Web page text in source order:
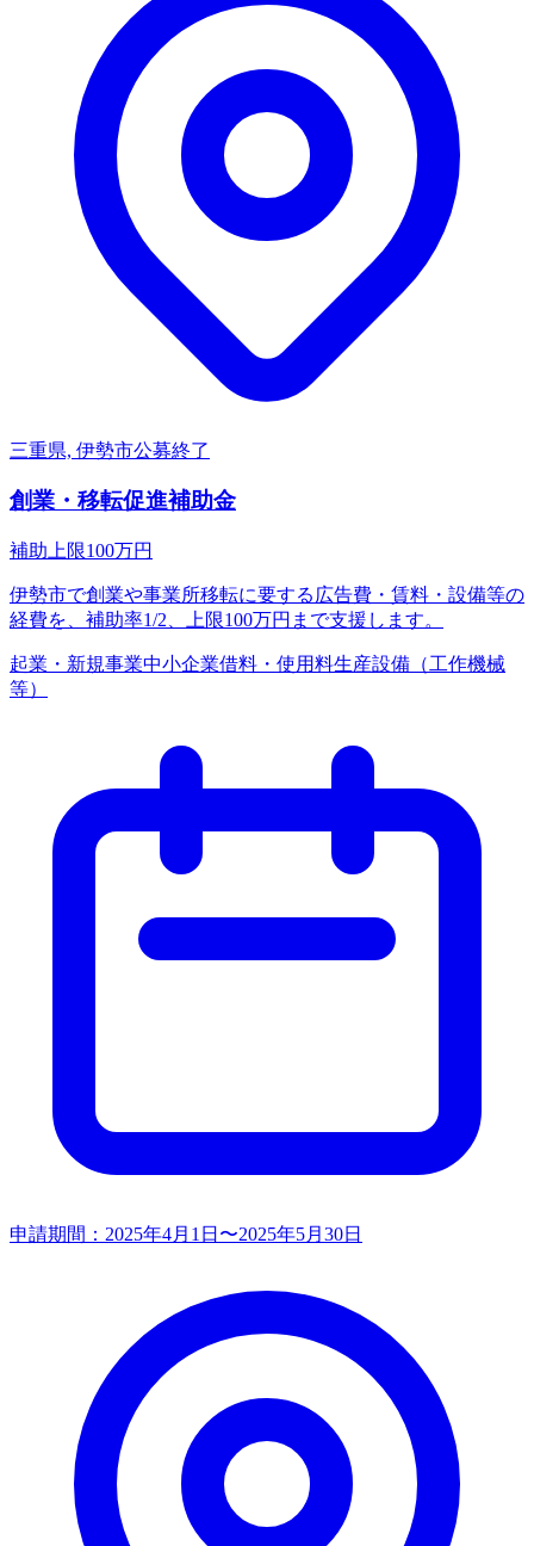
三重県, 伊勢市公募終了
創業・移転促進補助金
補助上限100万円
伊勢市で創業や事業所移転に要する広告費・賃料・設備等の
経費を、補助率1/2、上限100万円まで支援します。
起業・新規事業中小企業借料・使用料生産設備（工作機械
等）
申請期間： 2025年4月1日〜2025年5月30日